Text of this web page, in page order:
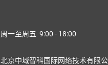
周一至周五 9:00 - 18:00
北京中域智科国际网络技术有限